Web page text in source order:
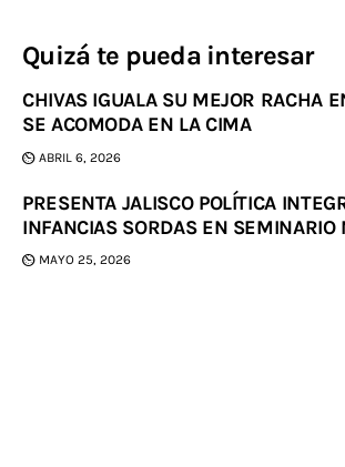
Quizá te pueda interesar
CHIVAS IGUALA SU MEJOR RACHA
SE ACOMODA EN LA CIMA
ABRIL 6, 2026
PRESENTA JALISCO POLÍTICA
INFANCIAS SORDAS EN SEMINARIO
MAYO 25, 2026